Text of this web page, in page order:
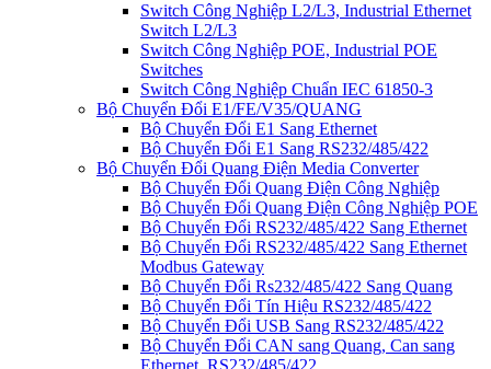
Switch Công Nghiệp L2/L3, Industrial Ethernet
Switch L2/L3
Switch Công Nghiệp POE, Industrial POE
Switches
Switch Công Nghiệp Chuẩn IEC 61850-3
Bộ Chuyển Đổi E1/FE/V35/QUANG
Bộ Chuyển Đổi E1 Sang Ethernet
Bộ Chuyển Đổi E1 Sang RS232/485/422
Bộ Chuyển Đổi Quang Điện Media Converter
Bộ Chuyển Đổi Quang Điện Công Nghiệp
Bộ Chuyển Đổi Quang Điện Công Nghiệp POE
Bộ Chuyển Đổi RS232/485/422 Sang Ethernet
Bộ Chuyển Đổi RS232/485/422 Sang Ethernet
Modbus Gateway
Bộ Chuyển Đổi Rs232/485/422 Sang Quang
Bộ Chuyển Đổi Tín Hiệu RS232/485/422
Bộ Chuyển Đổi USB Sang RS232/485/422
Bộ Chuyển Đổi CAN sang Quang, Can sang
Ethernet, RS232/485/422